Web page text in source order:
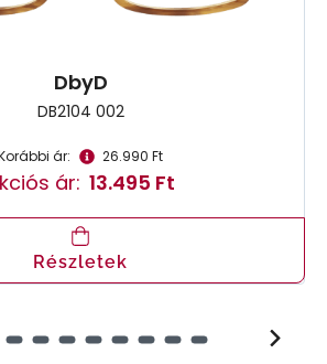
DbyD
DB2104 002
ár: 26.990 Ft
ár: 13.495 Ft
Részletek